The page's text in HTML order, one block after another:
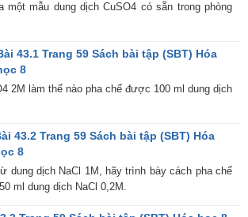
một mẫu dung dịch CuSO4 có sẵn trong phòng
43.1 Trang 59 Sách bài tập (SBT) Hóa
8
2M làm thế nào pha chế được 100 ml dung dịch
43.2 Trang 59 Sách bài tập (SBT) Hóa
8
dung dịch NaCl 1M, hãy trình bày cách pha chế
ml dung dịch NaCl 0,2M.